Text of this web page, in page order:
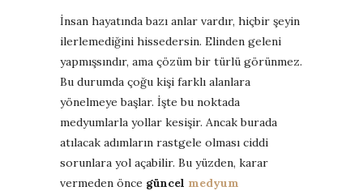
İnsan hayatında bazı anlar vardır, hiçbir şeyin
ilerlemediğini hissedersin. Elinden geleni
yapmışsındır, ama çözüm bir türlü görünmez.
Bu durumda çoğu kişi farklı alanlara
yönelmeye başlar. İşte bu noktada
medyumlarla yollar kesişir. Ancak burada
atılacak adımların rastgele olması ciddi
sorunlara yol açabilir. Bu yüzden, karar
vermeden önce güncel medyum